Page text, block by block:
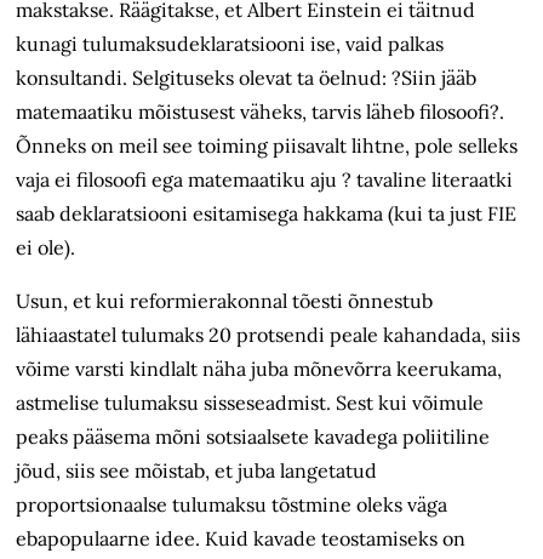
makstakse. Räägitakse, et Albert Einstein ei täitnud
kunagi tulumaksudeklaratsiooni ise, vaid palkas
konsultandi. Selgituseks olevat ta öelnud: ?Siin jääb
matemaatiku mõistusest väheks, tarvis läheb filosoofi?.
Õnneks on meil see toiming piisavalt lihtne, pole selleks
vaja ei filosoofi ega matemaatiku aju ? tavaline literaatki
saab deklaratsiooni esitamisega hakkama (kui ta just FIE
ei ole).
Usun, et kui reformierakonnal tõesti õnnestub
lähiaastatel tulumaks 20 protsendi peale kahandada, siis
võime varsti kindlalt näha juba mõnevõrra keerukama,
astmelise tulumaksu sisseseadmist. Sest kui võimule
peaks pääsema mõni sotsiaalsete kavadega poliitiline
jõud, siis see mõistab, et juba langetatud
proportsionaalse tulumaksu tõstmine oleks väga
ebapopulaarne idee. Kuid kavade teostamiseks on